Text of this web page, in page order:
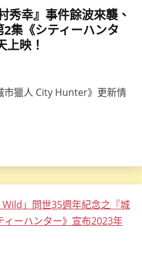
秀幸』事件餘波來襲、
2集《シティーハンタ
上映！
市獵人 City Hunter》更新情